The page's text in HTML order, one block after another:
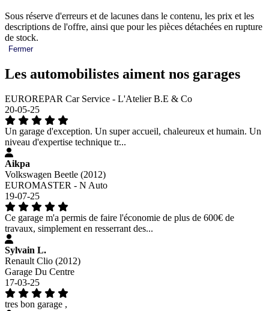
Sous réserve d'erreurs et de lacunes dans le contenu, les prix et les
descriptions de l'offre, ainsi que pour les pièces détachées en rupture
de stock.
Fermer
Les automobilistes aiment nos garages
EUROREPAR Car Service - L'Atelier B.E & Co
20-05-25
Un garage d'exception. Un super accueil, chaleureux et humain. Un
niveau d'expertise technique tr...
Aikpa
Volkswagen Beetle (2012)
EUROMASTER - N Auto
19-07-25
Ce garage m'a permis de faire l'économie de plus de 600€ de
travaux, simplement en resserrant des...
Sylvain L.
Renault Clio (2012)
Garage Du Centre
17-03-25
tres bon garage ,